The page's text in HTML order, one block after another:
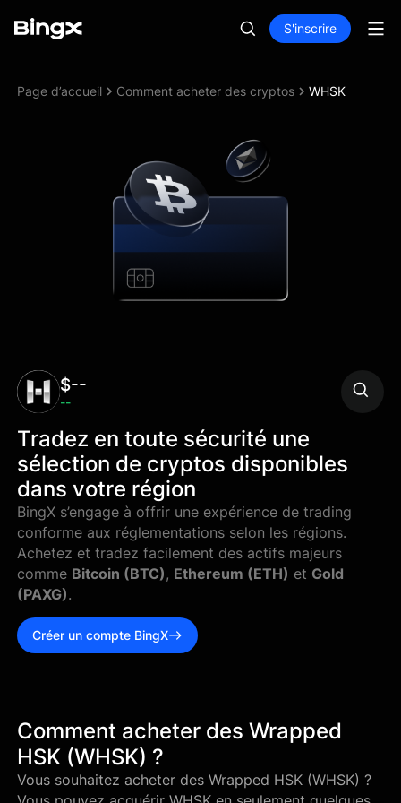
S'inscrire
Page d’accueil Comment acheter des cryptos WHSK
$--
--
Tradez en toute sécurité une
sélection de cryptos disponibles
dans votre région
BingX s’engage à offrir une expérience de trading
conforme aux réglementations selon les régions.
Achetez et tradez facilement des actifs majeurs
comme Bitcoin (BTC) , Ethereum (ETH) et Gold
(PAXG).
Créer un compte BingX
Comment acheter des Wrapped
HSK (WHSK) ?
Vous souhaitez acheter des Wrapped HSK (WHSK) ?